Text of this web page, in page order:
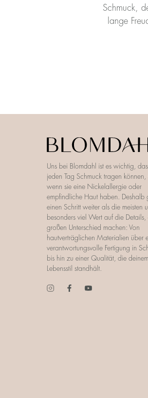
Schmuck,
lange
Uns bei Blomdahl ist es wichtig,
jeden Tag Schmuck tragen können,
wenn sie eine Nickelallergie oder
empfindliche Haut haben. Deshalb
einen Schritt weiter als die meisten
besonders viel Wert auf die Details,
großen Unterschied machen: Von
hautverträglichen Materialien über
verantwortungsvolle Fertigung in
bis hin zu einer Qualität, die deinem
Lebensstil standhält.